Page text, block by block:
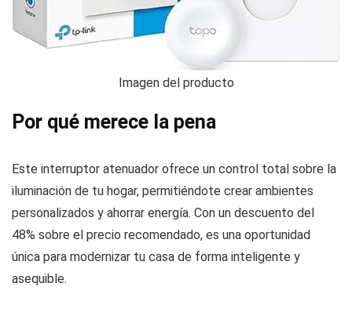
Imagen del producto
Por qué merece la pena
Este interruptor atenuador ofrece un control total sobre la
iluminación de tu hogar, permitiéndote crear ambientes
personalizados y ahorrar energía. Con un descuento del
48% sobre el precio recomendado, es una oportunidad
única para modernizar tu casa de forma inteligente y
asequible.